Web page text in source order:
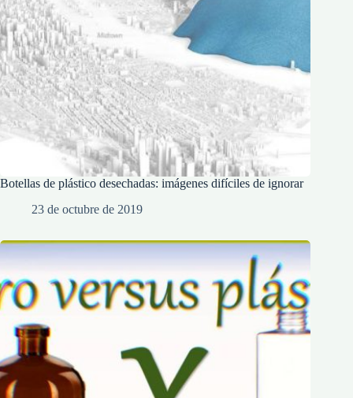
Botellas de plástico desechadas: imágenes difíciles de ignorar
23 de octubre de 2019